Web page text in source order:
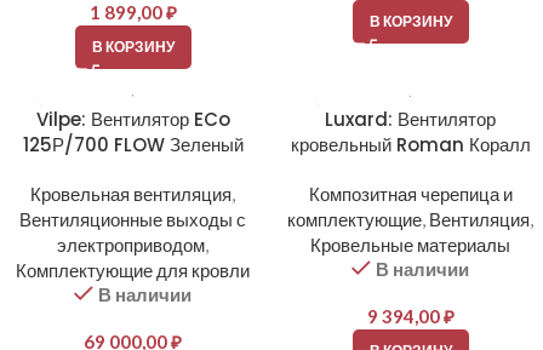
1 899,00₽
В КОРЗИНУ
В КОРЗИНУ
Vilpe: Вентилятор ECo
125Р/700 FLOW Зеленый
Кровельная вентиляция,
Вентиляционные выходы с
электроприводом,
Комплектующие для кровли
В наличии
69 000,00₽
Luxard: Вентилятор
кровельный Roman Коралл
Композитная черепица и
комплектующие, Вентиляция,
Кровельные материалы
В наличии
9 394,00₽